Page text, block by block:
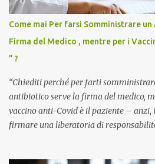
Come mai Per farsi Somministrare
Firma del Medico , mentre per i
” ?
“Chiediti perché per farti
antibiotico serve la firma del medico,
vaccino anti-Covid è il paziente –
firmare una liberatoria di